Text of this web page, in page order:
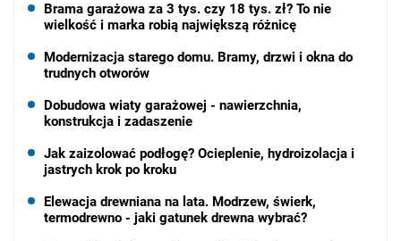
Brama garażowa za 3 tys. czy 18 tys. zł? To nie
wielkość i marka robią największą różnicę
Modernizacja starego domu. Bramy, drzwi i okna do
trudnych otworów
Dobudowa wiaty garażowej - nawierzchnia,
konstrukcja i zadaszenie
Jak zaizolować podłogę? Ocieplenie, hydroizolacja i
jastrych krok po kroku
Elewacja drewniana na lata. Modrzew, świerk,
termodrewno - jaki gatunek drewna wybrać?